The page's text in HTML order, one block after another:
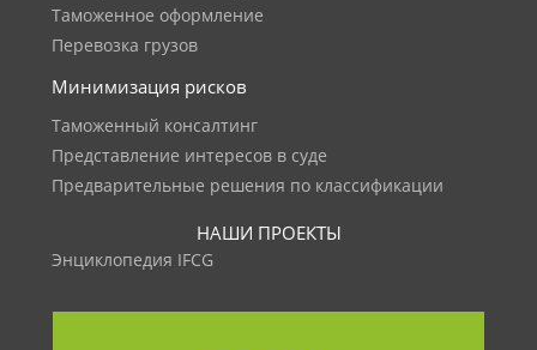
Таможенное оформление
Перевозка грузов
Минимизация рисков
Таможенный консалтинг
Представление интересов в суде
Предварительные решения по классификации
НАШИ ПРОЕКТЫ
Энциклопедия IFCG